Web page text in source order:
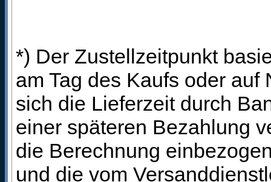
*) Der Zustellzeitpunkt
am Tag des Kaufs oder
sich die Lieferzeit durch
einer späteren Bezahlung
die Berechnung
und die vom